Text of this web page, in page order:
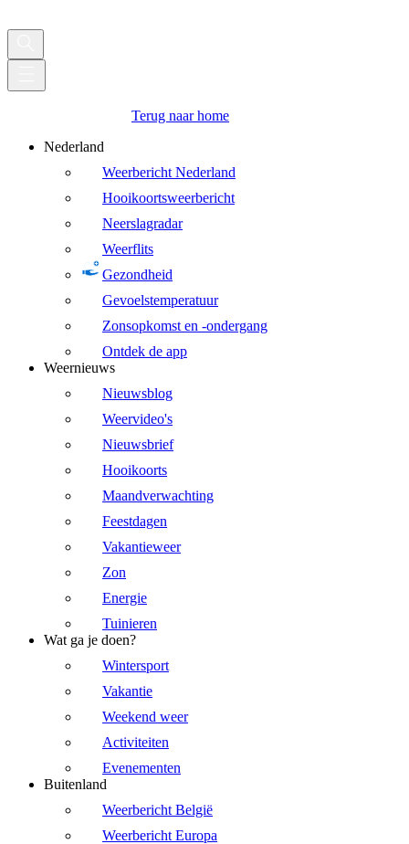
Terug naar home
Nederland
Weerbericht Nederland
Hooikoortsweerbericht
Neerslagradar
Weerflits
Gezondheid
Gevoelstemperatuur
Zonsopkomst en -ondergang
Ontdek de app
Weernieuws
Nieuwsblog
Weervideo's
Nieuwsbrief
Hooikoorts
Maandverwachting
Feestdagen
Vakantieweer
Zon
Energie
Tuinieren
Wat ga je doen?
Wintersport
Vakantie
Weekend weer
Activiteiten
Evenementen
Buitenland
Weerbericht België
Weerbericht Europa